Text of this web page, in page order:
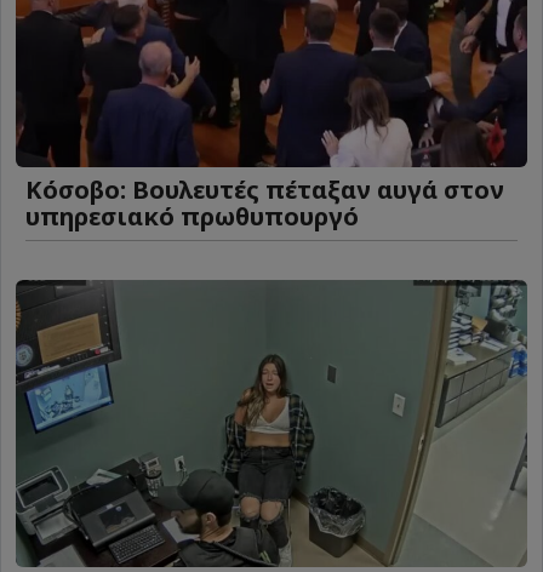
Κόσοβο: Βουλευτές πέταξαν αυγά στον
υπηρεσιακό πρωθυπουργό